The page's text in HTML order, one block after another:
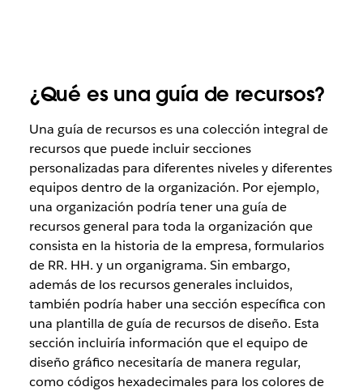
¿Qué es una guía de recursos?
Una guía de recursos es una colección integral de
recursos que puede incluir secciones
personalizadas para diferentes niveles y diferentes
equipos dentro de la organización. Por ejemplo,
una organización podría tener una guía de
recursos general para toda la organización que
consista en la historia de la empresa, formularios
de RR. HH. y un organigrama. Sin embargo,
además de los recursos generales incluidos,
también podría haber una sección específica con
una plantilla de guía de recursos de diseño. Esta
sección incluiría información que el equipo de
diseño gráfico necesitaría de manera regular,
como códigos hexadecimales para los colores de